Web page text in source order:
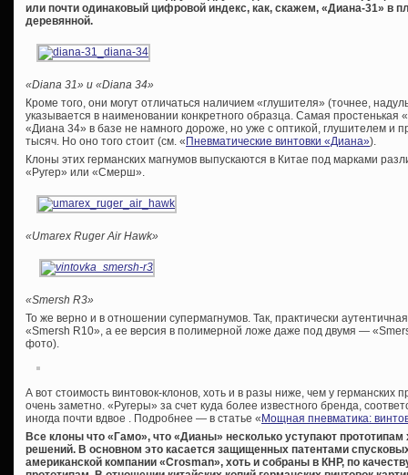
или почти одинаковый цифровой индекс, как, скажем, «Диана-31» в
деревянной.
«Diana 31» и «Diana 34»
Кроме того, они могут отличаться наличием «глушителя» (точнее,
указывается в наименовании конкретного образца. Самая простенькая
«Диана 34» в базе не намного дороже, но уже с оптикой, глушителем и
тысяч. Но оно того стоит (см. « Пневматические винтовки «Диана»).
Клоны этих германских магнумов выпускаются в Китае под марками
«Ругер» или «Смерш».
«Umarex Ruger Air Hawk»
«Smersh R3»
То же верно и в отношении супермагнумов. Так, практически
«Smersh R10», а ее версия в полимерной ложе даже под двумя —
фото).
А вот стоимость винтовок-клонов, хоть и в разы ниже, чем у германских
очень заметно. «Ругеры» за счет куда более известного бренда,
иногда почти вдвое . Подробнее — в статье « Мощная пневматика:
Все клоны что «Гамо», что «Дианы» несколько уступают прототипам
решений. В основном это касается защищенных патентами
американской компании «Crosman», хоть и собраны в КНР, по